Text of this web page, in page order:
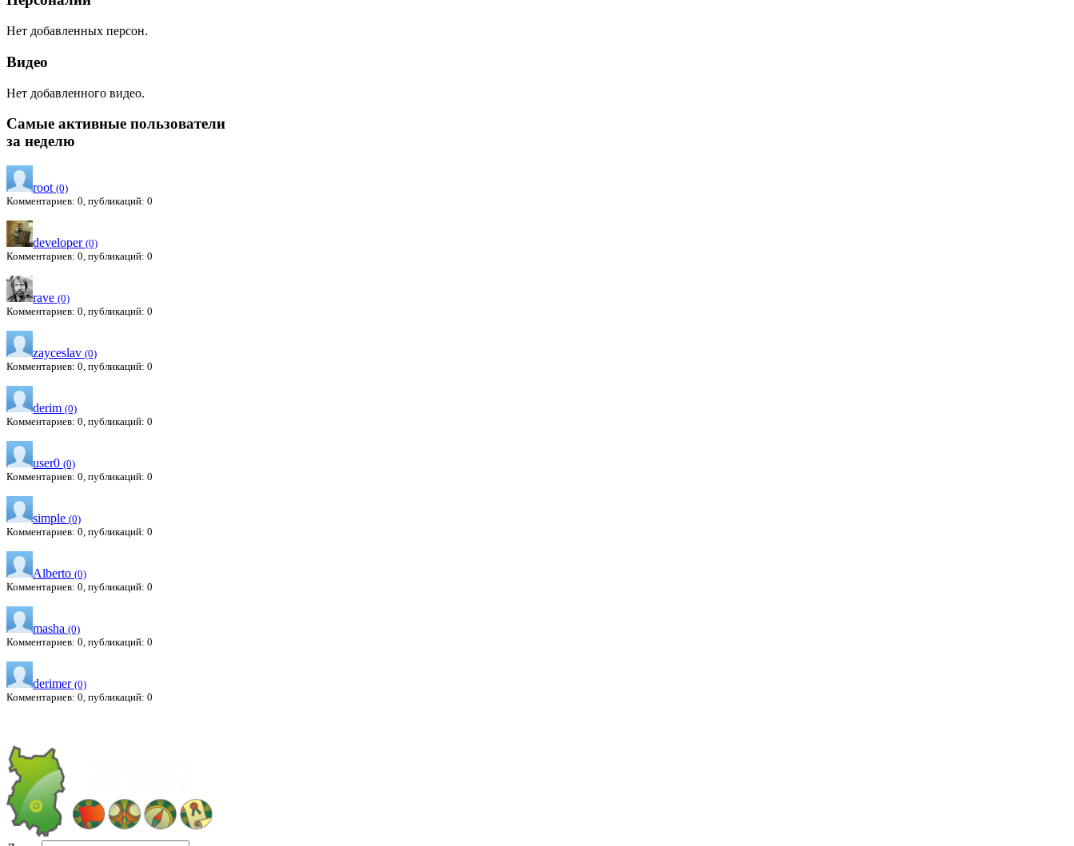
Нет добавленных персон.
Видео
Нет добавленного видео.
Самые активные пользователи
за неделю
root (0)
Комментариев: 0, публикаций: 0
developer (0)
Комментариев: 0, публикаций: 0
rave (0)
Комментариев: 0, публикаций: 0
zayceslav (0)
Комментариев: 0, публикаций: 0
derim (0)
Комментариев: 0, публикаций: 0
user0 (0)
Комментариев: 0, публикаций: 0
simple (0)
Комментариев: 0, публикаций: 0
Alberto (0)
Комментариев: 0, публикаций: 0
masha (0)
Комментариев: 0, публикаций: 0
derimer (0)
Комментариев: 0, публикаций: 0